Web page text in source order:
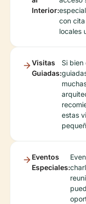
Interior:
con
locales
Visitas
Guiadas:
Si bien
estas
Eventos
Especiales: